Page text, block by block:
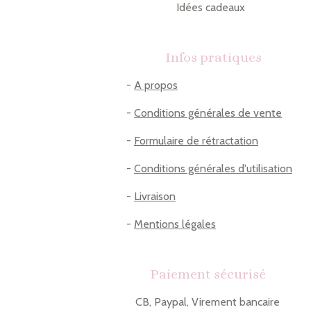
Idées cadeaux
Infos pratiques
- A propos
- Conditions générales de vente
- Formulaire de rétractation
- Conditions générales d'utilisation
- Livraison
- Mentions légales
Paiement sécurisé
CB, Paypal, Virement bancaire